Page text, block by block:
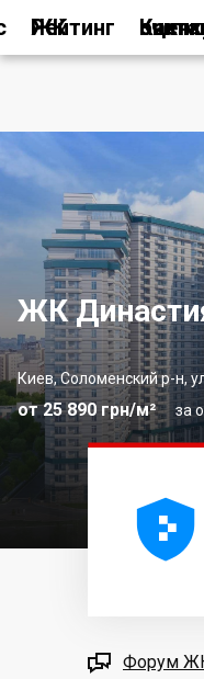
Рейтинг ЖК Как мы считаем
ЖК
Киев, Соломенский р-н,
за
от 25 890 грн/м²





 Форум